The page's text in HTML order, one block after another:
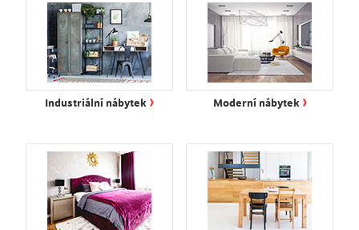
Industriální nábytek › Moderní nábytek ›